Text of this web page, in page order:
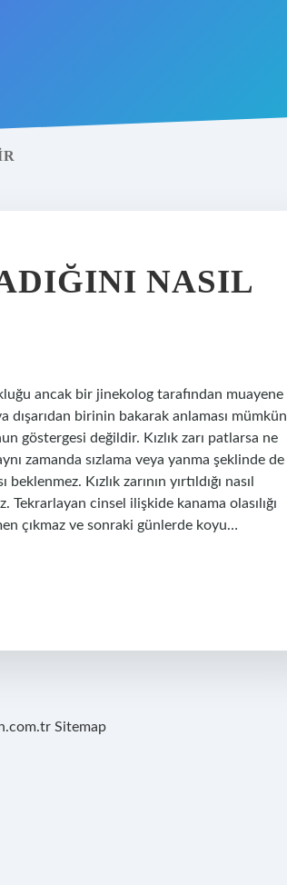
NASIL
ancak bir jinekolog tarafından muayene
dışarıdan birinin bakarak anlaması mümkün
göstergesi değildir. Kızlık zarı patlarsa ne
zamanda sızlama veya yanma şeklinde de
Kızlık zarının yırtıldığı nasıl
Tekrarlayan cinsel ilişkide kanama olasılığı
çıkmaz ve sonraki günlerde koyu…
Sitemap